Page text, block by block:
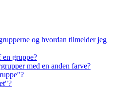
og hvordan tilmelder jeg
gruppe?
med en anden farve?